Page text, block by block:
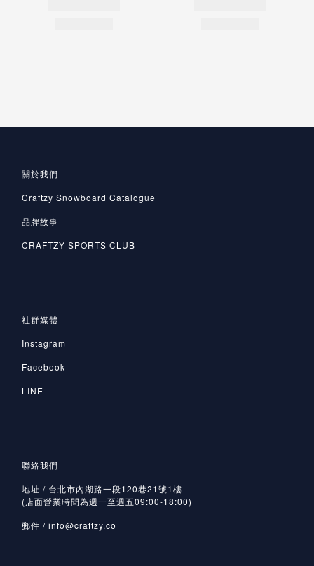
關於我們
Craftzy Snowboard Catalogue
品牌故事
CRAFTZY SPORTS CLUB
社群媒體
Instagram
Facebook
LINE
聯絡我們
地址 / 台北市內湖路一段120巷21號1樓
(店面營業時間為週一至週五09:00-18:00)
郵件 / info@craftzy.co